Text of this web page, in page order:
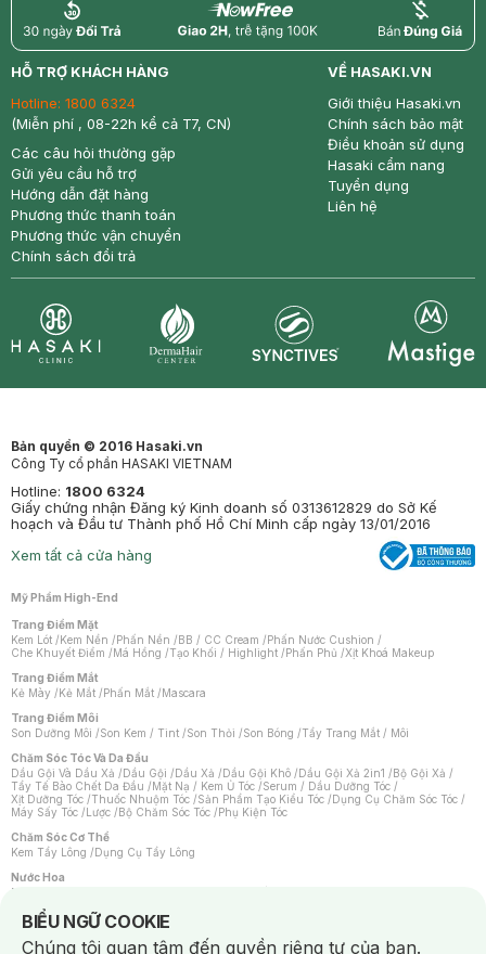
return nowfree price
HỖ TRỢ KHÁCH HÀNG
Hotline: 1800 6324
(Miễn phí , 08-22h kể cả T7, CN)
Các câu hỏi thường gặp
Gửi yêu cầu hỗ trợ
Hướng dẫn đặt hàng
Phương thức thanh toán
Phương thức vận chuyển
Chính sách đổi trả
VỀ HASAKI.VN
Giới thiệu Hasaki.vn
Chính sách bảo mật
Điều khoản sử dụng
Hasaki cẩm nang
Tuyển dụng
Liên hệ
Bản quyền © 2016 Hasaki.vn
Công Ty cổ phần HASAKI VIETNAM
Hotline: 1800 6324
Giấy chứng nhận Đăng ký Kinh doanh số 0313612829 do Sở Kế
hoạch và Đầu tư Thành phố Hồ Chí Minh cấp ngày 13/01/2016
Xem tất cả cửa hàng
Mỹ Phẩm High-End
Trang Điểm Mặt
Kem Lót /Kem Nền /Phấn Nền /BB / CC Cream /Phấn Nước Cushion /
Che Khuyết Điểm /Má Hồng /Tạo Khối / Highlight /Phấn Phủ /Xịt Khoá Makeup
Trang Điểm Mắt
Kẻ Mày /Kẻ Mắt /Phấn Mắt /Mascara
Trang Điểm Môi
Son Dưỡng Môi /Son Kem / Tint /Son Thỏi /Son Bóng /Tẩy Trang Mắt / Môi
Chăm Sóc Tóc Và Da Đầu
Dầu Gội Và Dầu Xả /Dầu Gội /Dầu Xả /Dầu Gội Khô /Dầu Gội Xả 2in1 /Bộ Gội Xả /
Tẩy Tế Bào Chết Da Đầu /Mặt Nạ / Kem Ủ Tóc /Serum / Dầu Dưỡng Tóc /
Xịt Dưỡng Tóc /Thuốc Nhuộm Tóc /Sản Phẩm Tạo Kiểu Tóc /Dụng Cụ Chăm Sóc Tóc /
Máy Sấy Tóc /Lược /Bộ Chăm Sóc Tóc /Phụ Kiện Tóc
Chăm Sóc Cơ Thể
Kem Tẩy Lông /Dụng Cụ Tẩy Lông
Nước Hoa
Nước Hoa Nữ
Chăm Sóc Cá Nhân
Chống Muỗi /Khẩu Trang /Máy Massage/Mặt Nạ Xông Hơi /Nước Rửa Tay/
BIỂU NGỮ COOKIE
Notice about cookies usage
Chúng tôi quan tâm đến quyền riêng tư của bạn.